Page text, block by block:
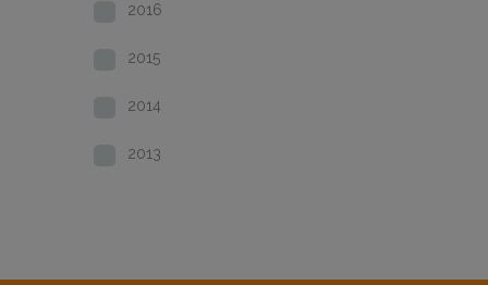
2016
2015
2014
2013